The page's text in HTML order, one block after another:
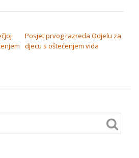
Posjet prvog razreda Odjelu za
djecu s oštećenjem vida